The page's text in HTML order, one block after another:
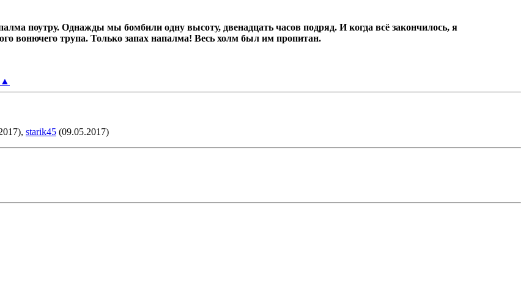
поутру. Однажды мы бомбили одну высоту, двенадцать часов подряд. И когда всё закончилось, я
вонючего трупа. Только запах напалма! Весь холм был им пропитан.
▲
starik45 (09.05.2017)